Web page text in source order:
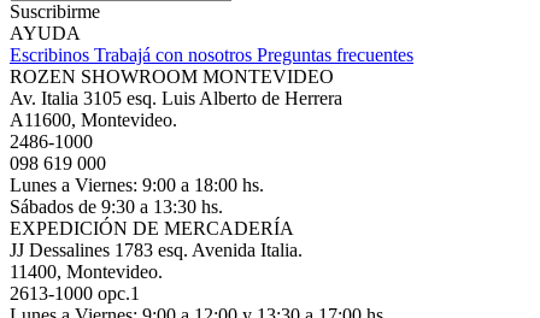
Suscribirme
AYUDA
Escribinos Trabajá con nosotros Preguntas frecuentes
ROZEN SHOWROOM MONTEVIDEO
Av. Italia 3105 esq. Luis Alberto de Herrera
A11600, Montevideo.
2486-1000
098 619 000
Lunes a Viernes: 9:00 a 18:00 hs.
Sábados de 9:30 a 13:30 hs.
EXPEDICIÓN DE MERCADERÍA
JJ Dessalines 1783 esq. Avenida Italia.
11400, Montevideo.
2613-1000 opc.1